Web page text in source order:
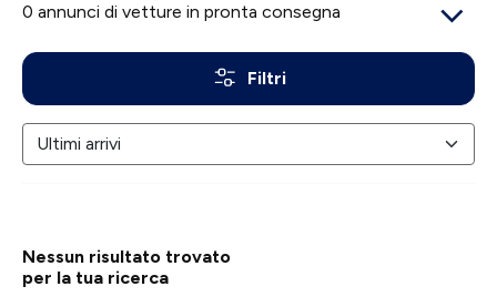
0 annunci di vetture in pronta consegna
Filtri
Nessun risultato trovato
per la tua ricerca